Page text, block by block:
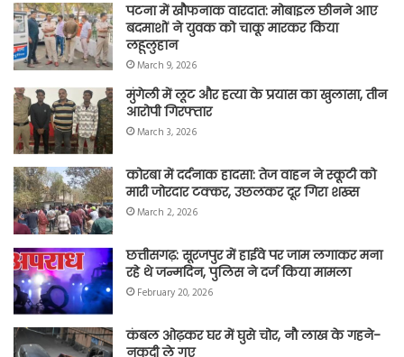
पटना में खौफनाक वारदात: मोबाइल छीनने आए
बदमाशों ने युवक को चाकू मारकर किया
लहूलुहान
March 9, 2026
मुंगेली में लूट और हत्या के प्रयास का खुलासा, तीन
आरोपी गिरफ्तार
March 3, 2026
कोरबा में दर्दनाक हादसा: तेज वाहन ने स्कूटी को
मारी जोरदार टक्कर, उछलकर दूर गिरा शख्स
March 2, 2026
छत्तीसगढ़: सूरजपुर में हाईवे पर जाम लगाकर मना
रहे थे जन्मदिन, पुलिस ने दर्ज किया मामला
February 20, 2026
कंबल ओढ़कर घर में घुसे चोर, नौ लाख के गहने-
नकदी ले गए